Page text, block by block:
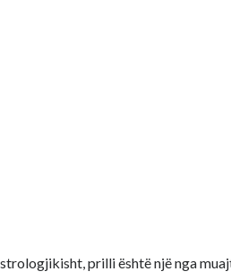
prilli është një nga